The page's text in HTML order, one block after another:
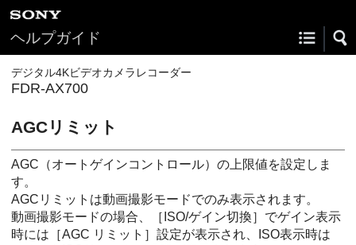
ヘルプガイド
デジタル4Kビデオカメラレコーダー
FDR-AX700
AGCリミット
AGC（オートゲインコントロール）の上限値を設定しま
す。
AGCリミットは動画撮影モードでのみ表示されます。
動画撮影モードの場合、［ISO/ゲイン切換］でゲイン表示
時には［AGC リミット］設定が表示され、ISO表示時は